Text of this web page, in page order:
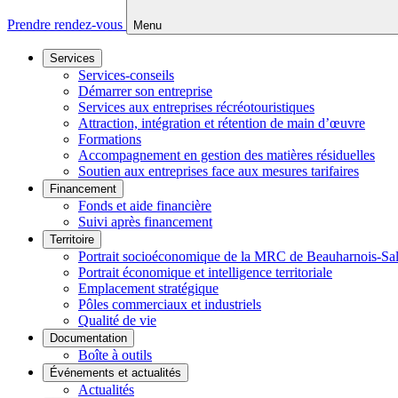
Prendre rendez-vous Menu
Services
Services-conseils
Démarrer son entreprise
Services aux entreprises récréotouristiques
Attraction, intégration et rétention de main d’œuvre
Formations
Accompagnement en gestion des matières résiduelles
Soutien aux entreprises face aux mesures tarifaires
Financement
Fonds et aide financière
Suivi après financement
Territoire
Portrait socioéconomique de la MRC de Beauharnois-
Portrait économique et intelligence territoriale
Emplacement stratégique
Pôles commerciaux et industriels
Qualité de vie
Documentation
Boîte à outils
Événements et actualités
Actualités